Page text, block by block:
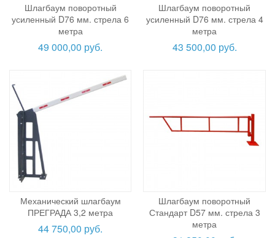
Шлагбаум поворотный
усиленный D76 мм. стрела 6
метра
49 000,00 руб.
Шлагбаум поворотный
усиленный D76 мм. стрела 4
метра
43 500,00 руб.
Механический шлагбаум
ПРЕГРАДА 3,2 метра
44 750,00 руб.
Шлагбаум поворотный
Стандарт D57 мм. стрела 3
метра